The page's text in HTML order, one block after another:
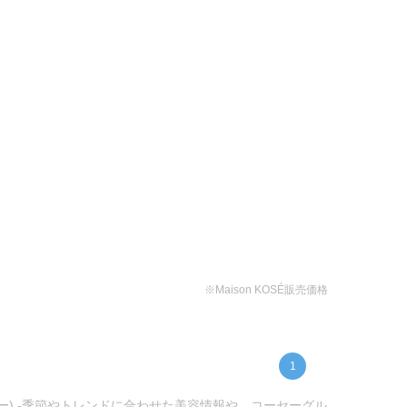
※Maison KOSÉ販売価格
1